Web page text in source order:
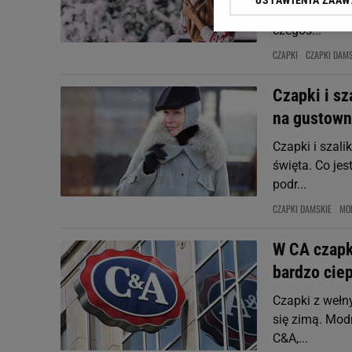
zimnem, a do
czegoś...
CZAPKI CZAPKI
Czapki i
na
Czapki i
święta. Co
podr...
CZAPKI DAMSKIE
W CA
bardzo
Czapki z
się zimą.
C&A,...
Klikając „Akceptuję”
dotyczące plików
odnośnik „Ustawienia
My, nasi Zaufani
Użycie dokładnych
Przechowywanie
badnie odbiorców i